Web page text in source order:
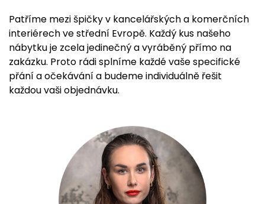
Patříme mezi špičky v kancelářských a komerčních
interiérech ve střední Evropě. Každý kus našeho
nábytku je zcela jedinečný a vyráběný přímo na
zakázku. Proto rádi splníme každé vaše specifické
přání a očekávání a budeme individuálně řešit
každou vaši objednávku.